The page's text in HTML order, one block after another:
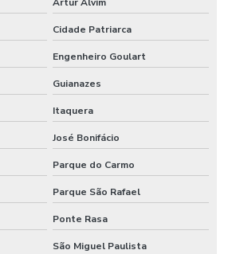
de galpão metálico
fábrica
Cidade Patriarca
Engenheiro Goulart
Guianazes
Itaquera
José Bonifácio
Parque do Carmo
Parque São Rafael
Ponte Rasa
São Miguel Paulista